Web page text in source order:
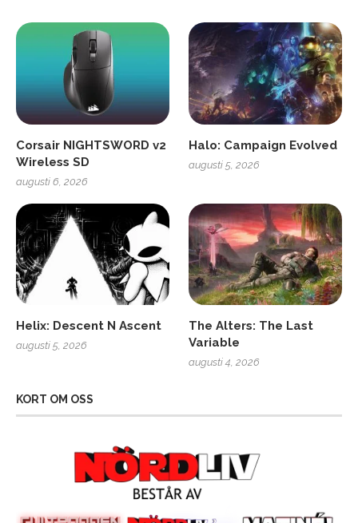
Corsair NIGHTSWORD v2
Wireless SD
augusti 6, 2026
Halo: Campaign Evolved
augusti 5, 2026
Helix: Descent N Ascent
augusti 5, 2026
The Alters: The Last
Variable
augusti 4, 2026
KORT OM OSS